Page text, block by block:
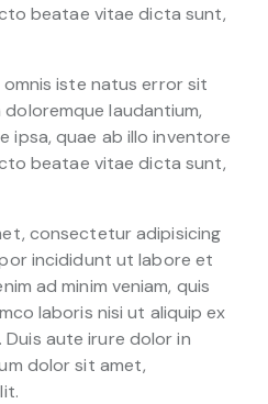
beatae vitae dicta sunt,
iste natus error sit
laudantium,
ipsa, quae ab illo inventore
beatae vitae dicta sunt,
consectetur adipisicing
incididunt ut labore et
ad minim veniam, quis
laboris nisi ut aliquip ex
aute irure dolor in
dolor sit amet,